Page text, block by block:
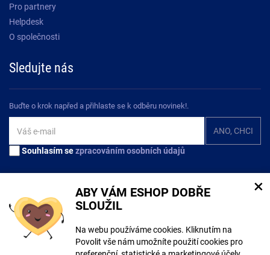
ABY VÁM ESHOP DOBŘE
SLOUŽIL
Na webu používáme cookies. Kliknutím na
Povolit vše nám umožníte použití cookies pro
×
Pro partnery
Helpdesk
O společnosti
Sledujte nás
Buďte o krok napřed a přihlaste se k odběru novinek!.
Souhlasím sezpracováním osobních údajů
Na tomto webu mohou být při tvorbě obsahu využívány nástroje umělé
inteligence. Více informacízde.